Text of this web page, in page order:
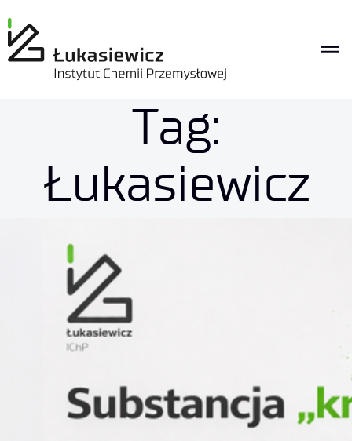
Tag:
Łukasiewicz